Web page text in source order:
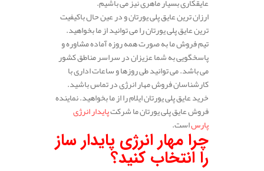
ارزان ترین عایق پلی یورتان و در عین حال باکیفیت
ترین عایق پلی یورتان را می توانید از ما بخواهید.
تیم فروش ما به صورت همه روزه آماده مشاوره و
پاسخگویی به شما عزیزان در سراسر مناطق کشور
می باشد. می توانید طی روزها و ساعات اداری با
کارشناسان فروش مهار انرژی در تماس باشید.
خرید عایق پلی یورتان ایلام را از ما بخواهید. نماینده
فروش عایق پلی یورتان ما شرکتپایدار انرژی
پارساست.
چرا مهار انرژی پایدار ساز
را انتخاب کنید؟